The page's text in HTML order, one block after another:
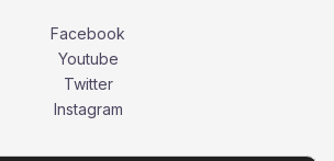
Facebook
Youtube
Twitter
Instagram